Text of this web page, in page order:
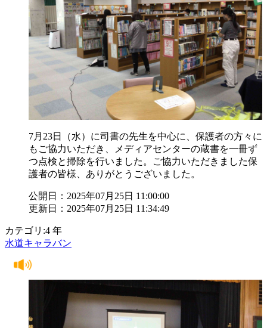
7月23日（水）に司書の先生を中心に、保護者の方々に
もご協力いただき、メディアセンターの蔵書を一冊ず
つ点検と掃除を行いました。ご協力いただきました保
護者の皆様、ありがとうございました。
公開日：2025年07月25日 11:00:00
更新日：2025年07月25日 11:34:49
カテゴリ:4 年
水道キャラバン